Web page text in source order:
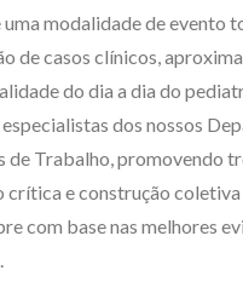
modalidade de evento
de casos clínicos,
do dia a dia do
dos nossos
de Trabalho, promovendo
crítica e construção coletiva
com base nas melhores